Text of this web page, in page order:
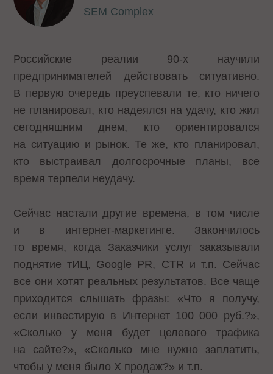
SEM Complex
Российские реалии 90-х научили
предпринимателей действовать ситуативно.
В первую очередь преуспевали те, кто ничего
не планировал, кто надеялся на удачу, кто жил
сегодняшним днем, кто ориентировался
на ситуацию и рынок. Те же, кто планировал,
кто выстраивал долгосрочные планы, все
время терпели неудачу.
Сейчас настали другие времена, в том числе
и в интернет-маркетинге. Закончилось
то время, когда Заказчики услуг заказывали
поднятие тИЦ, Google PR, CTR и т.п. Сейчас
все они хотят реальных результатов. Все чаще
приходится слышать фразы: «Что я получу,
если инвестирую в Интернет 100 000 руб.?»,
«Сколько у меня будет целевого трафика
на сайте?», «Сколько мне нужно заплатить,
чтобы у меня было Х продаж?» и т.п.